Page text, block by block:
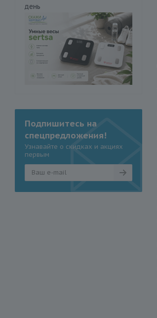
день
Подпишитесь на
спецпредложения!
Узнавайте о скидках и акциях
первым